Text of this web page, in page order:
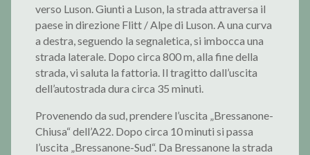
verso Luson. Giunti a Luson, la strada attraversa il
paese in direzione Flitt / Alpe di Luson. A una curva
a destra, seguendo la segnaletica, si imbocca una
strada laterale. Dopo circa 800 m, alla fine della
strada, vi saluta la fattoria. Il tragitto dall’uscita
dell’autostrada dura circa 35 minuti.
Provenendo da sud, prendere l’uscita „Bressanone-
Chiusa“ dell’A22. Dopo circa 10 minuti si passa
l’uscita „Bressanone-Sud“. Da Bressanone la strada